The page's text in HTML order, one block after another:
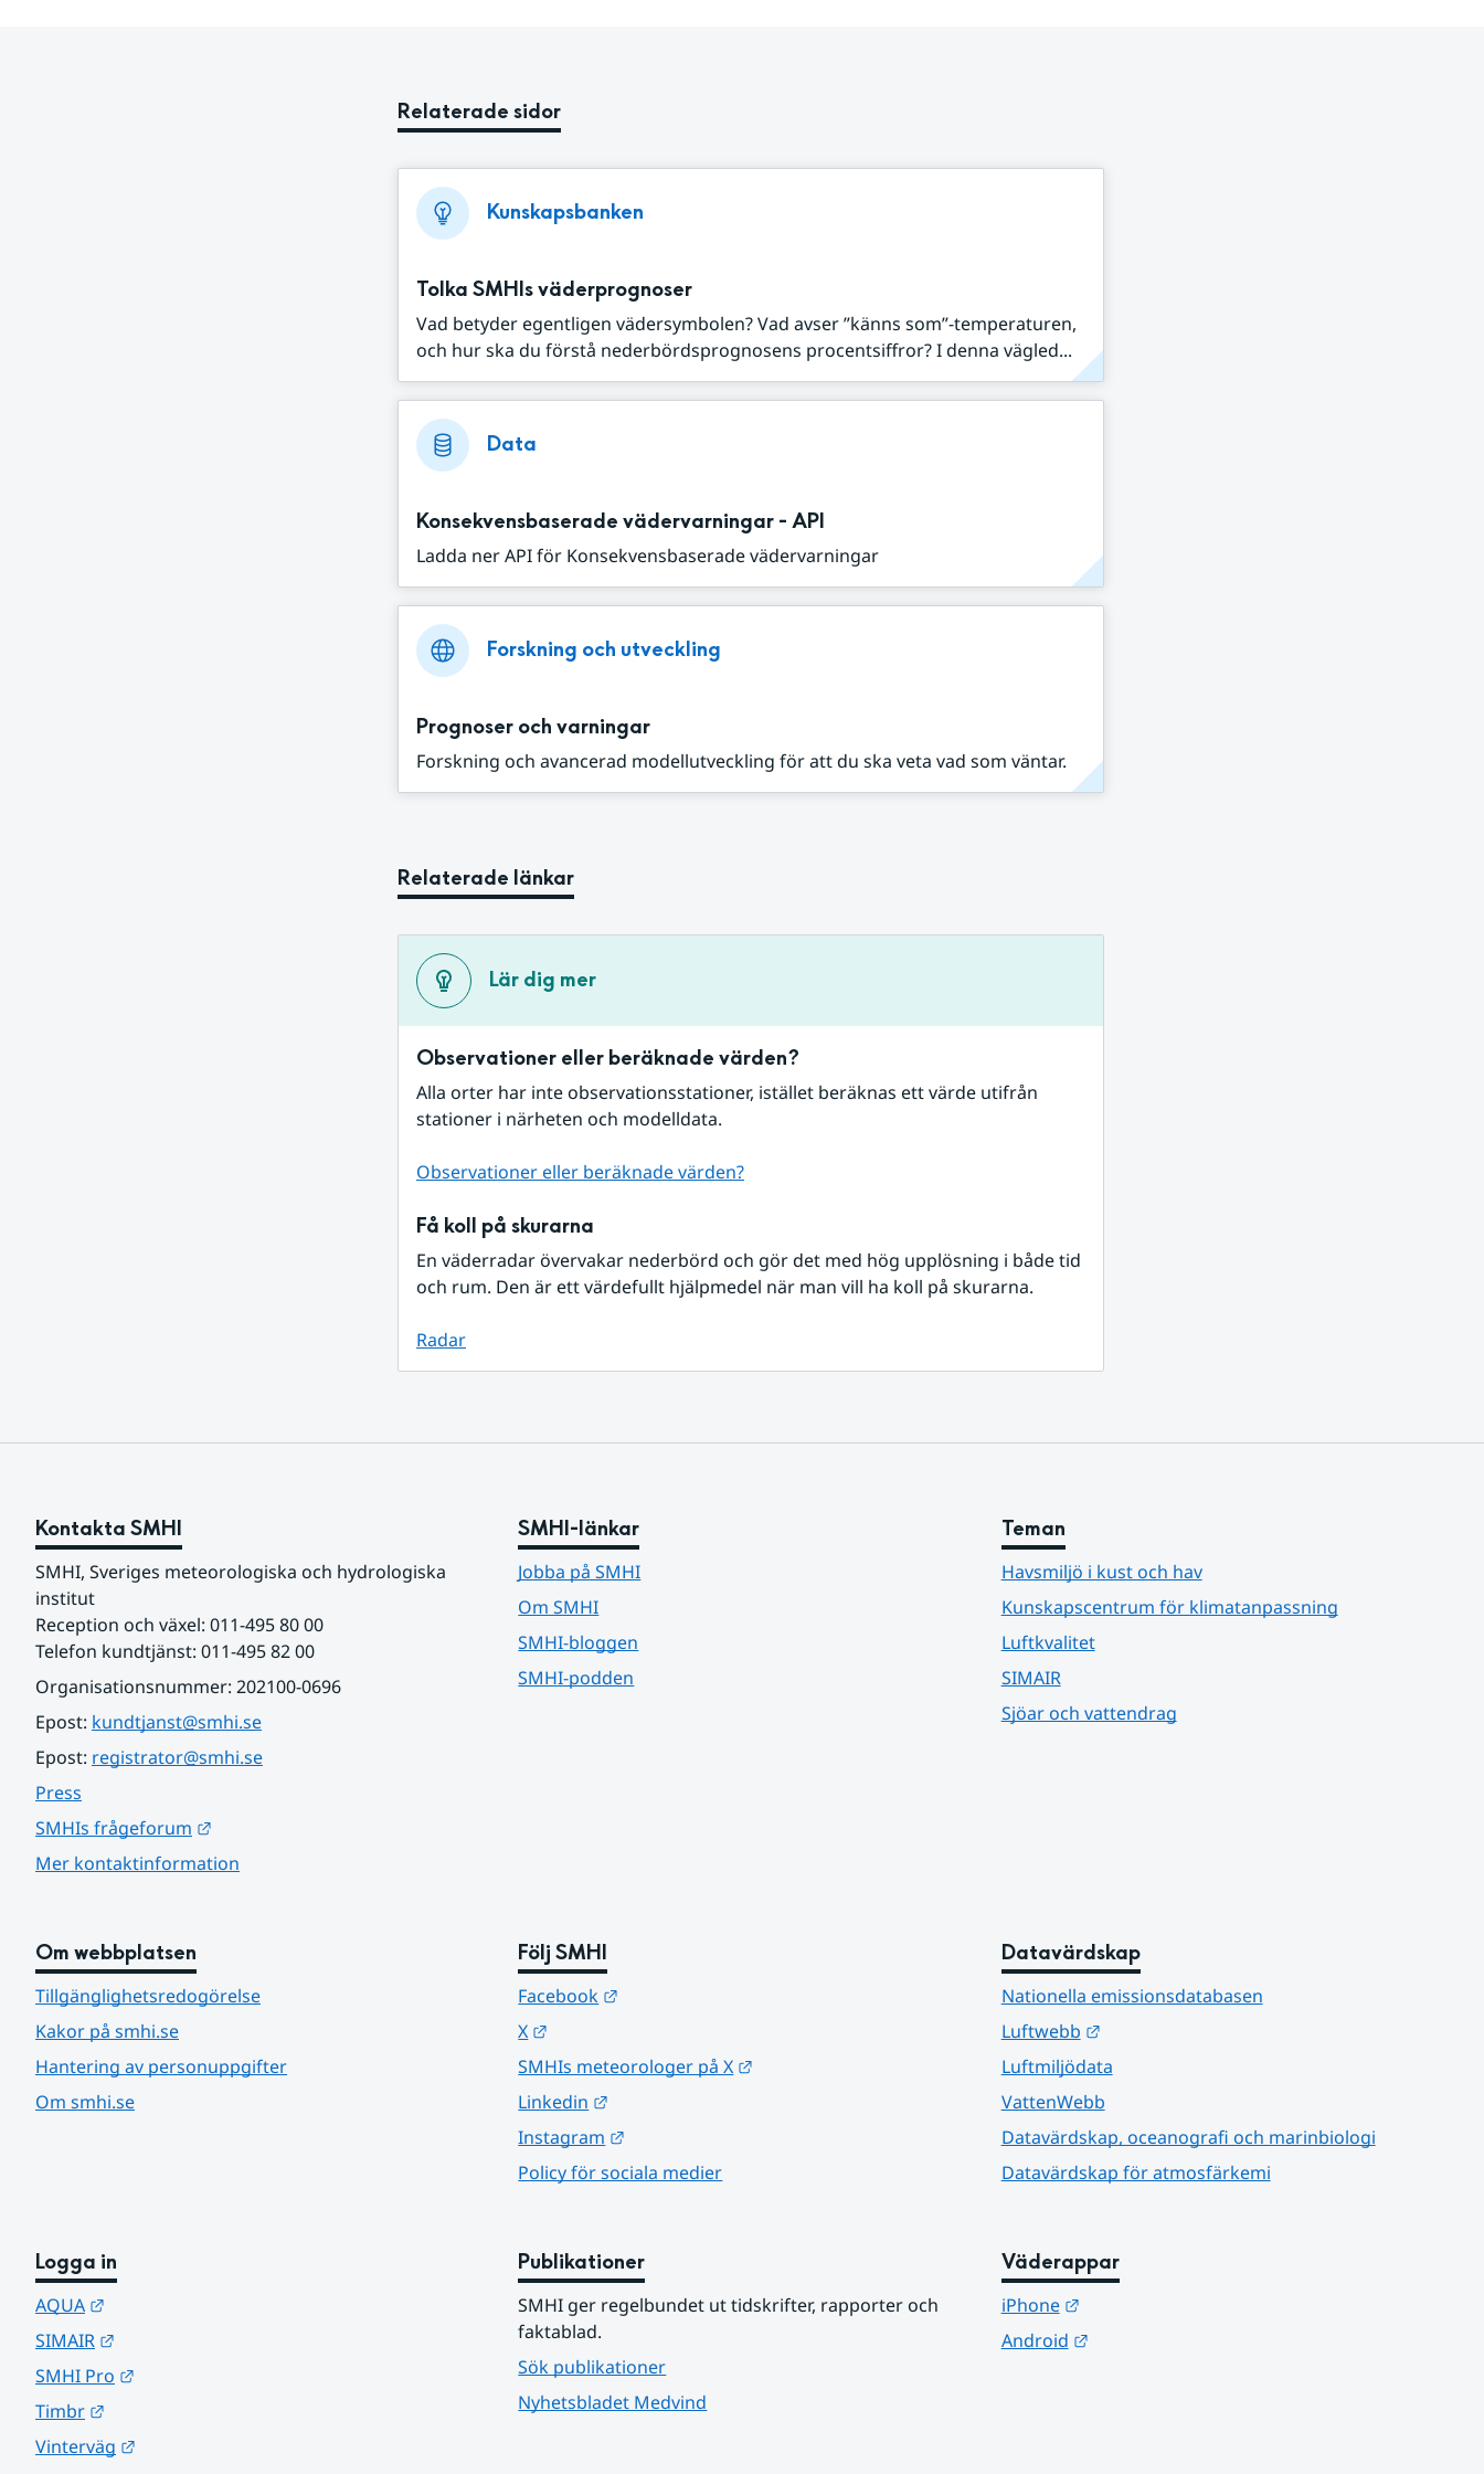
Relaterade sidor
Kunskapsbanken
Tolka SMHIs väderprognoser
Vad betyder egentligen vädersymbolen? Vad avser ”känns som”-temperaturen,
och hur ska du förstå nederbördsprognosens procentsiffror? I denna vägled...
Data
Konsekvensbaserade vädervarningar - API
Ladda ner API för Konsekvensbaserade vädervarningar
Forskning och utveckling
Prognoser och varningar
Forskning och avancerad modellutveckling för att du ska veta vad som väntar.
Relaterade länkar
Lär dig mer
Observationer eller beräknade värden?
Alla orter har inte observationsstationer, istället beräknas ett värde utifrån
stationer i närheten och modelldata.
Observationer eller beräknade värden?
Få koll på skurarna
En väderradar övervakar nederbörd och gör det med hög upplösning i både tid
och rum. Den är ett värdefullt hjälpmedel när man vill ha koll på skurarna.
Radar
Kontakta SMHI
SMHI, Sveriges meteorologiska och hydrologiska
institut
Reception och växel: 011-495 80 00
Telefon kundtjänst: 011-495 82 00
Organisationsnummer: 202100-0696
Epost: kundtjanst@smhi.se
Epost: registrator@smhi.se
Press
SMHIs frågeforum
Mer kontaktinformation
SMHI-länkar
Jobba på SMHI
Om SMHI
SMHI-bloggen
SMHI-podden
Teman
Havsmiljö i kust och hav
Kunskapscentrum för klimatanpassning
Luftkvalitet
SIMAIR
Sjöar och vattendrag
Om webbplatsen
Tillgänglighetsredogörelse
Kakor på smhi.se
Hantering av personuppgifter
Om smhi.se
Följ SMHI
Facebook
X
SMHIs meteorologer på X
Linkedin
Instagram
Policy för sociala medier
Datavärdskap
Nationella emissionsdatabasen
Luftwebb
Länk till annan webbplats.
Luftmiljödata
VattenWebb
Datavärdskap, oceanografi och marinbiologi
Datavärdskap för atmosfärkemi
Logga in
AQUA
SIMAIR
SMHI Pro
Timbr
Vinterväg
Publikationer
SMHI ger regelbundet ut tidskrifter, rapporter och
faktablad.
Sök publikationer
Nyhetsbladet Medvind
Väderappar
iPhone
Länk till annan webbplats.
Android
Länk till annan webbplats.